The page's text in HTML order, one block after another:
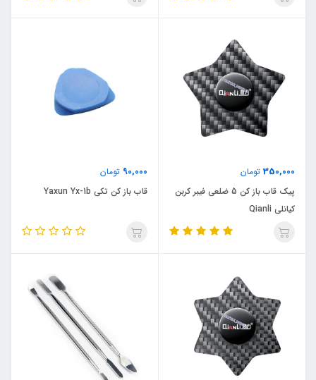
350,000 تومان
پیک قاب باز کن 5 ضلعی فیبر کربن
کیانلی Qianli
90,000 تومان
قاب باز کن تکی Yaxun Yx-1b